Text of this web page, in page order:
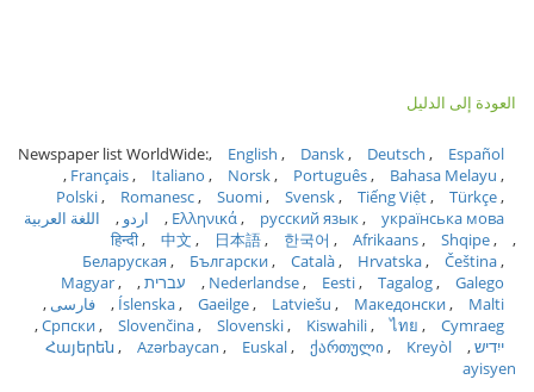
العودة إلى الدليل
Newspaper list WorldWide: English Dansk Deutsch
Español
Français
Italiano Norsk Português
Bahasa Melayu
Polski
Romanesc Suomi Svensk Tiếng Việt
Türkçe
Ελληνικά
русский язык українська мова اردو
اللغة العربية
हिन्दी
中文 日本語 한국어 Afrikaans
Shqipe
Беларуская
Български Català Hrvatska
Čeština
Nederlandse
Eesti Tagalog Galego עברית
Magyar
Íslenska
Gaeilge Latviešu Македонски Malti
فارسی
Српски
Slovenčina Slovenski Kiswahili ไทย
Cymraeg
ייִדיש
Հայերեն Azərbaycan Euskal ქართული
Kreyòl
ayisyen